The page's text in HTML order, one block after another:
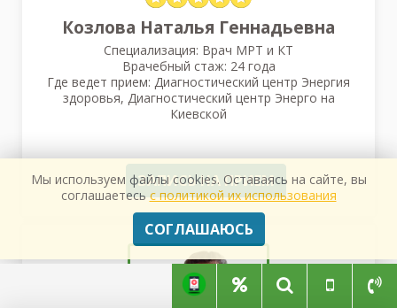
Козлова Наталья Геннадьевна
Специализация: Врач МРТ и КТ
Врачебный стаж: 24 года
Где ведет прием: Диагностический центр Энергия
здоровья, Диагностический центр Энерго на
Киевской
ЗАПИСЬ НА ПРИЕМ
Мы используем файлы cookies. Оставаясь на сайте, вы
соглашаетесьс политикой их использования
СОГЛАШАЮСЬ